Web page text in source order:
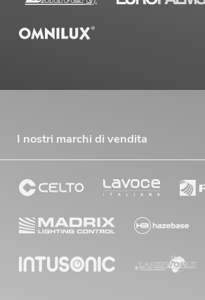
I nostri marchi di vendita